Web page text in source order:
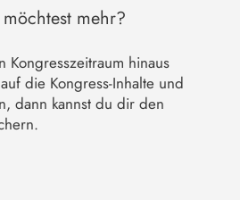
mehr?
hinaus
die Kongress-Inhalte und
dann kannst du dir den